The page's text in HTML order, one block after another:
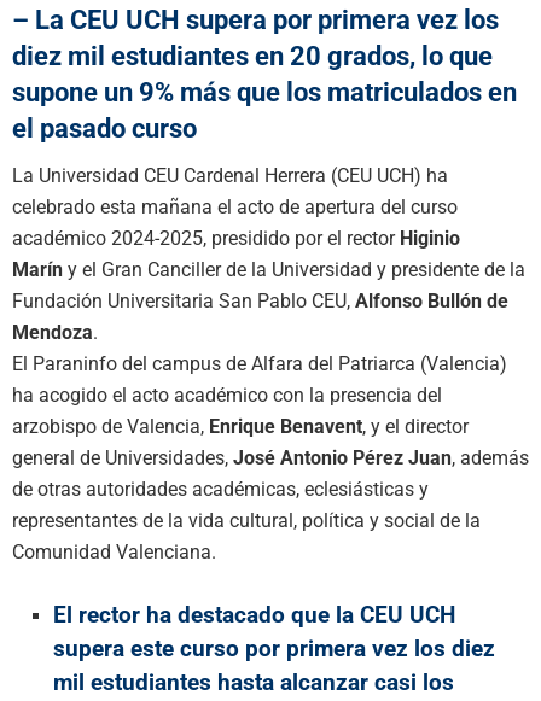
– La CEU UCH supera por primera vez los
diez mil estudiantes en 20 grados, lo que
supone un 9% más que los matriculados en
el pasado curso
La Universidad CEU Cardenal Herrera (CEU UCH) ha
celebrado esta mañana el acto de apertura del curso
académico 2024-2025, presidido por el rector Higinio
Marín y el Gran Canciller de la Universidad y presidente de la
Fundación Universitaria San Pablo CEU, Alfonso Bullón de
Mendoza.
El Paraninfo del campus de Alfara del Patriarca (Valencia)
ha acogido el acto académico con la presencia del
arzobispo de Valencia, Enrique Benavent, y el director
general de Universidades, José Antonio Pérez Juan, además
de otras autoridades académicas, eclesiásticas y
representantes de la vida cultural, política y social de la
Comunidad Valenciana.
El rector ha destacado que la CEU UCH
supera este curso por primera vez los diez
mil estudiantes hasta alcanzar casi los